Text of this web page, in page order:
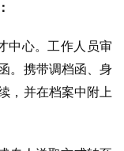
中心。工作人员审
。携带调档函、身
，并在档案中附上